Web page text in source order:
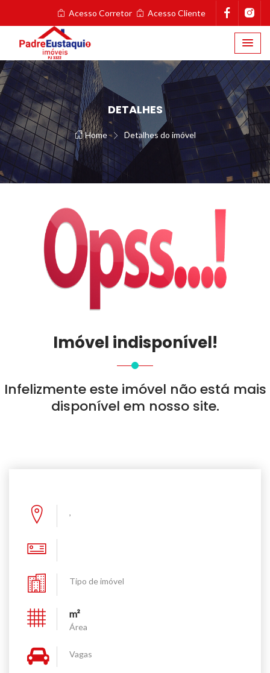
Acesso Corretor Acesso Cliente
DETALHES
Home Detalhes do imóvel
Imóvel indisponível!
Infelizmente este imóvel não está mais
disponível em nosso site.
,
Tipo de imóvel
m²
Área
Vagas